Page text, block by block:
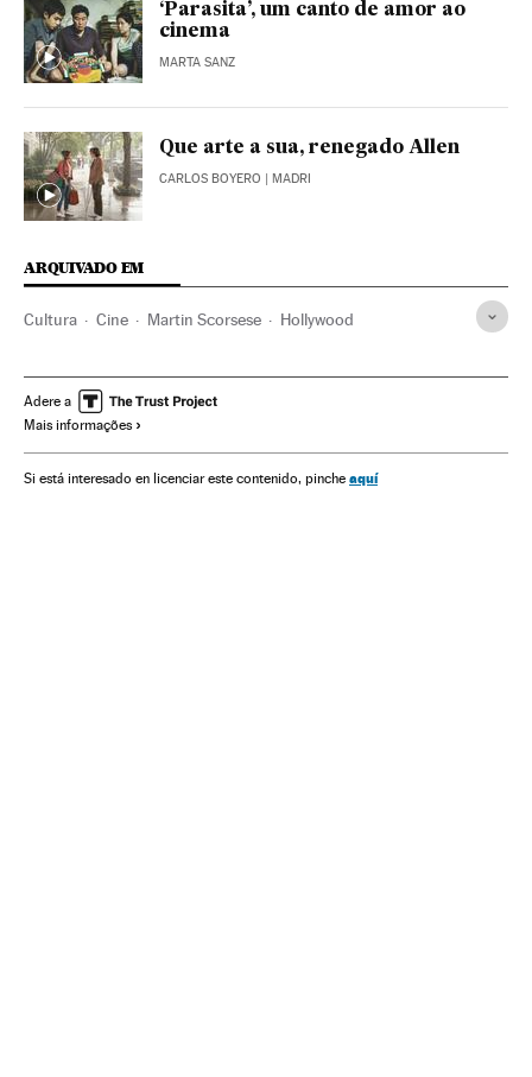
‘Parasita’, um canto de amor ao
cinema
MARTA SANZ
Que arte a sua, renegado Allen
CARLOS BOYERO | MADRI
ARQUIVADO EM
Cultura Cine Martin Scorsese Hollywood
Adere a
Mais informações
Si está interesado en licenciar este contenido, pinche aquí